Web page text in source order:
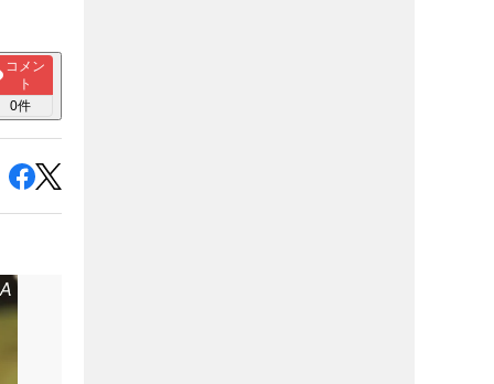
コメン
ト
0件